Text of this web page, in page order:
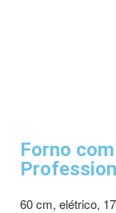
Forno
60 cm, elétrico,